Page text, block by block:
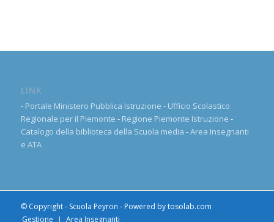
LINK
- Portale Ministero Pubblica Istruzione - Ufficio Scolastico
Regionale per il Piemonte - Regione Piemonte Istruzione -
Catalogo della biblioteca della Scuola media -Area Insegnanti
e ATA
© Copyright - Scuola Peyron - Powered bytosolab.com
Gestione
Area Insegnanti